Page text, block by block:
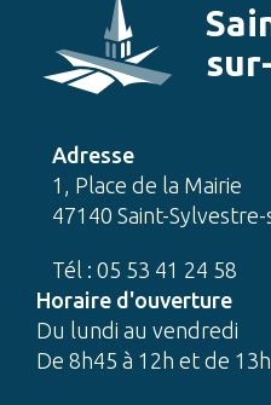
Adresse
1, Place de la Mairie
47140 Saint-
Tél : 05 53 41 24 58
Horaire d'ouverture
Du lundi au vendredi
De 8h45 à 12h et de